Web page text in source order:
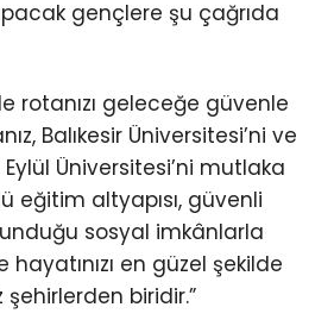
gençlere şu çağrıda
rotanızı geleceğe güvenle
Balıkesir Üniversitesi’ni ve
Üniversitesi’ni mutlaka
eğitim altyapısı, güvenli
sosyal imkânlarla
hayatınızı en güzel şekilde
biridir.”